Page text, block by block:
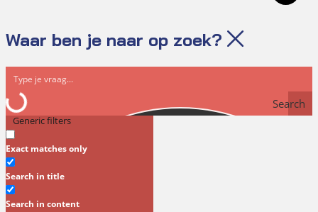
Waar ben je naar op zoek?
Search
Generic filters
Exact matches only
Search in title
Search in content